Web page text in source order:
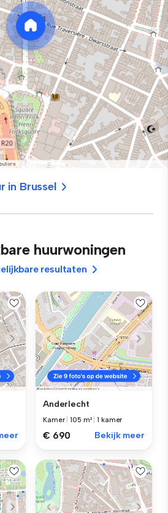
in Brussel
huurwoningen
resultaten
Anderlecht
Kamer |105 m² |1 kamer
€ 690 Bekijk meer